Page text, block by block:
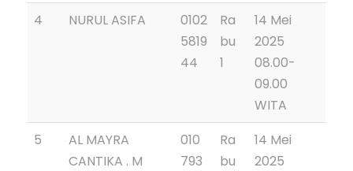
4
NURUL ASIFA
0102
5819
44
Ra
bu
1
14 Mei
2025
08.00-
09.00
WITA
5
AL MAYRA
CANTIKA . M
010
793
Ra
bu
14 Mei
2025